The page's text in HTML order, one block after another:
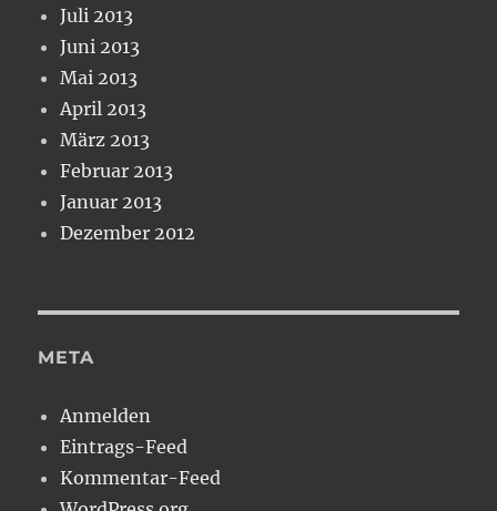
Juli 2013
Juni 2013
Mai 2013
April 2013
März 2013
Februar 2013
Januar 2013
Dezember 2012
META
Anmelden
Eintrags-Feed
Kommentar-Feed